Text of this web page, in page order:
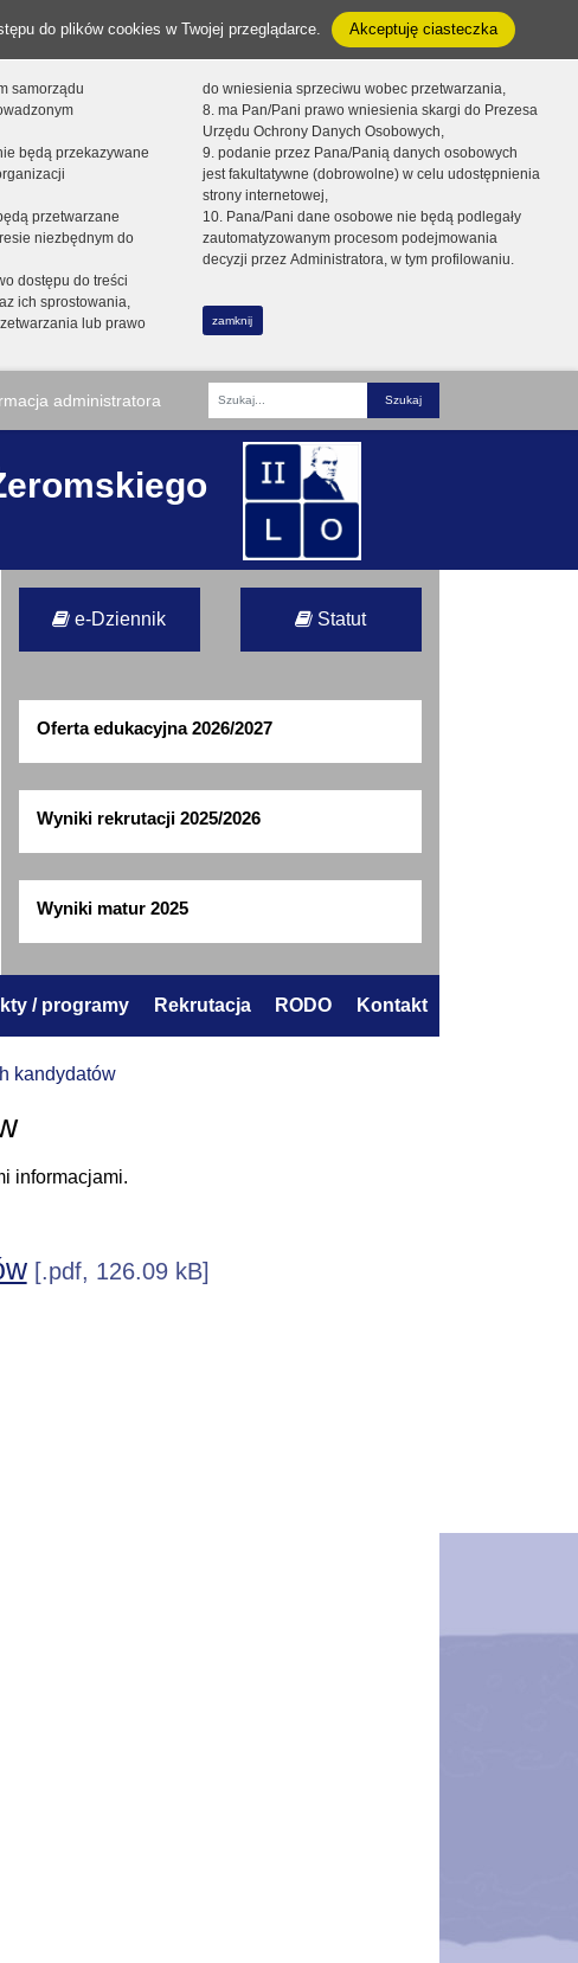
do plików cookies w Twojej przeglądarce. Akceptuję ciasteczka
samorządu
będą przekazywane
przetwarzane
niezbędnym do
dostępu do treści
ich sprostowania,
lub prawo
do wniesienia sprzeciwu wobec przetwarzania,
8. ma Pan/Pani prawo wniesienia skargi do Prezesa
Urzędu Ochrony Danych Osobowych,
9. podanie przez Pana/Panią danych osobowych
jest fakultatywne (dobrowolne) w celu udostępnienia
strony internetowej,
10. Pana/Pani dane osobowe nie będą podlegały
zautomatyzowanym procesom podejmowania
decyzji przez Administratora, w tym profilowaniu.
zamknij
administratora
Fraza
e-Dziennik Statut
Oferta edukacyjna 2026/2027
Wyniki rekrutacji 2025/2026
Wyniki matur 2025
/ programy Rekrutacja RODO Kontakt
kandydatów
informacjami.
[.pdf, 126.09 kB]